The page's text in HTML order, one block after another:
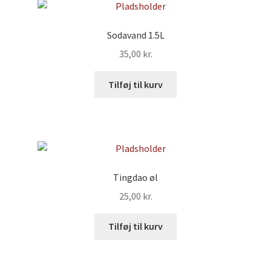
Sodavand 1.5L
35,00 kr.
Tilføj til kurv
Tingdao øl
25,00 kr.
Tilføj til kurv